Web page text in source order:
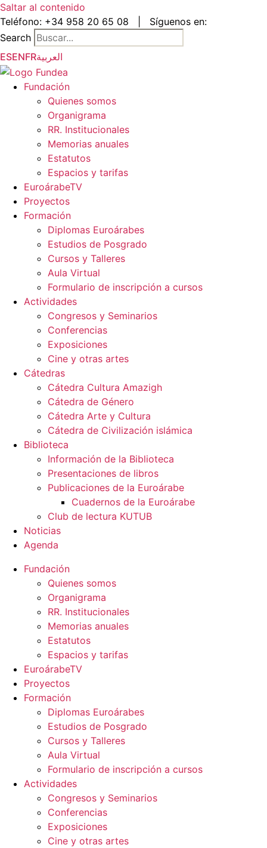
Saltar al contenido
Teléfono: +34 958 20 65 08
Síguenos en:
Search
ESENFRالعربية
Fundación
Quienes somos
Organigrama
RR. Institucionales
Memorias anuales
Estatutos
Espacios y tarifas
EuroárabeTV
Proyectos
Formación
Diplomas Euroárabes
Estudios de Posgrado
Cursos y Talleres
Aula Virtual
Formulario de inscripción a cursos
Actividades
Congresos y Seminarios
Conferencias
Exposiciones
Cine y otras artes
Cátedras
Cátedra Cultura Amazigh
Cátedra de Género
Cátedra Arte y Cultura
Cátedra de Civilización islámica
Biblioteca
Información de la Biblioteca
Presentaciones de libros
Publicaciones de la Euroárabe
Cuadernos de la Euroárabe
Club de lectura KUTUB
Noticias
Agenda
Fundación
Quienes somos
Organigrama
RR. Institucionales
Memorias anuales
Estatutos
Espacios y tarifas
EuroárabeTV
Proyectos
Formación
Diplomas Euroárabes
Estudios de Posgrado
Cursos y Talleres
Aula Virtual
Formulario de inscripción a cursos
Actividades
Congresos y Seminarios
Conferencias
Exposiciones
Cine y otras artes